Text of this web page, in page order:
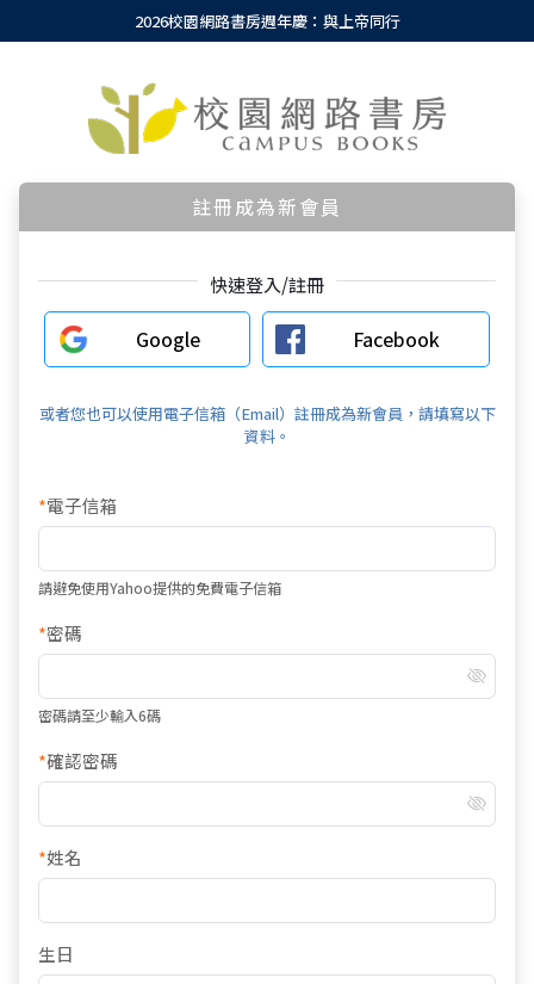
2026校園網路書房週年慶：與上帝同行
註冊成為新會員
快速登入/註冊
Google Facebook
或者您也可以使用電子信箱（Email）註冊成為新會員，請填寫以下
資料。
*電子信箱
請避免使用Yahoo提供的免費電子信箱
*密碼
密碼請至少輸入6碼
*確認密碼
*姓名
生日